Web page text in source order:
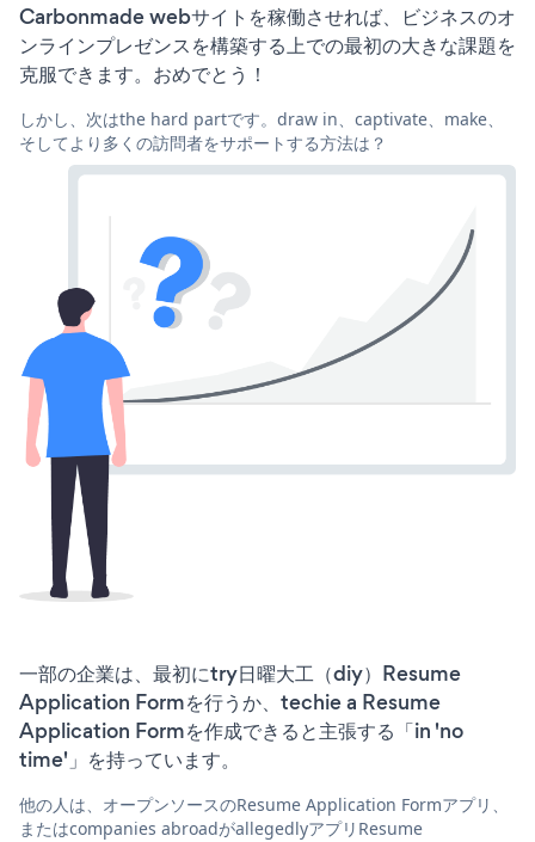
Carbonmade webサイトを稼働させれば、ビジネスのオ
ンラインプレゼンスを構築する上での最初の大きな課題を
克服できます。おめでとう！
しかし、次はthe hard partです。draw in、captivate、make、
そしてより多くの訪問者をサポートする方法は？
一部の企業は、最初にtry日曜大工（diy）Resume
Application Formを行うか、techie a Resume
Application Formを作成できると主張する「in 'no
time'」を持っています。
他の人は、オープンソースのResume Application Formアプリ、
またはcompanies abroadがallegedlyアプリResume